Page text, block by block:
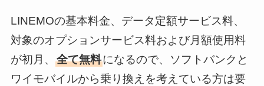
LINEMOの基本料金、データ定額サービス料、
対象のオプションサービス料および月額使用料
が初月、 全て無料になるので、ソフトバンクと
ワイモバイルから乗り換えを考えている方は要